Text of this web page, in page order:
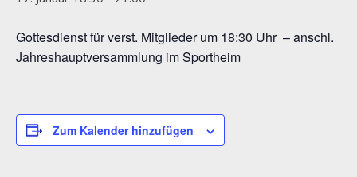
Gottesdienst für verst. Mitglieder um 18:30 Uhr – anschl.
Jahreshauptversammlung im Sportheim
Zum Kalender hinzufügen